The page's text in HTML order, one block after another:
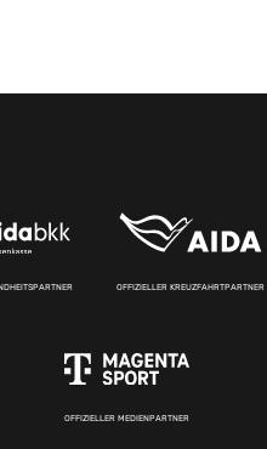
OFFIZIELLER KREUZFAHRTPARTNER
OFFIZIELLER MEDIENPARTNER